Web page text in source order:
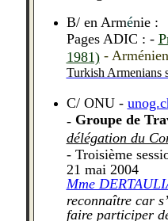
B/ en Arménie :
Pages ADIC : -
1981)-
Turkish Armenians
C/ ONU -
- Groupe de
délégation du
- Troisième
21 mai 2004
Mme
reconnaître car
faire participer